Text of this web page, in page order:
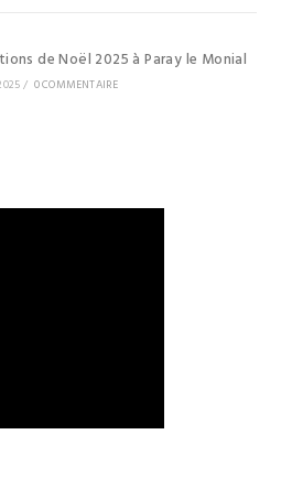
de Noël 2025 à Paray le Monial
/ 0 COMMENTAIRE